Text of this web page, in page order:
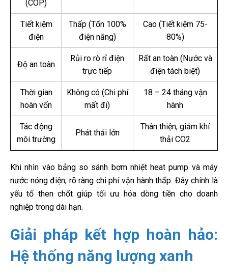
(COP)
Tiết kiệm
điện
Thấp (Tốn 100%
điện năng)
Cao (Tiết kiệm 75-
80%)
Độ an toàn
Rủi ro rò rỉ điện
trực tiếp
Rất an toàn (Nước và
điện tách biệt)
Thời gian
hoàn vốn
Không có (Chi phí
mất đi)
18 – 24 tháng vận
hành
Tác động
môi trường
Phát thải lớn
Thân thiện, giảm khí
thải CO2
Khi nhìn vào bảng so sánh bơm nhiệt heat pump và máy
nước nóng điện, rõ ràng chi phí vận hành thấp. Đây chính là
yếu tố then chốt giúp tối ưu hóa dòng tiền cho doanh
nghiệp trong dài hạn.
Giải pháp kết hợp hoàn hảo:
Hệ thống năng lượng xanh